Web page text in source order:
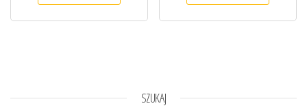
SZUKAJ